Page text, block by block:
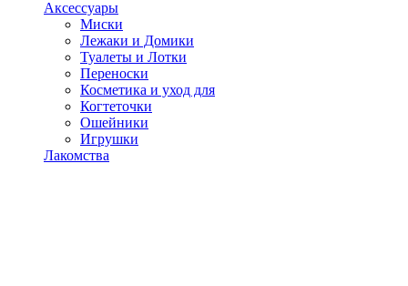
Аксессуары
Миски
Лежаки и Домики
Туалеты и Лотки
Переноски
Косметика и уход для
Когтеточки
Ошейники
Игрушки
Лакомства